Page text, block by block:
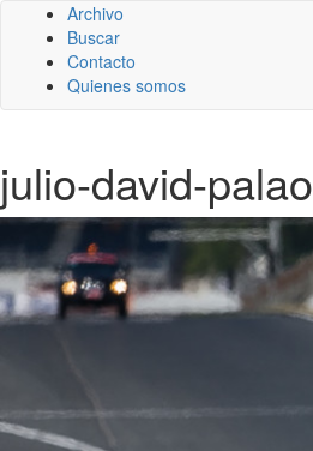
Archivo
Buscar
Contacto
Quienes somos
julio-david-palao